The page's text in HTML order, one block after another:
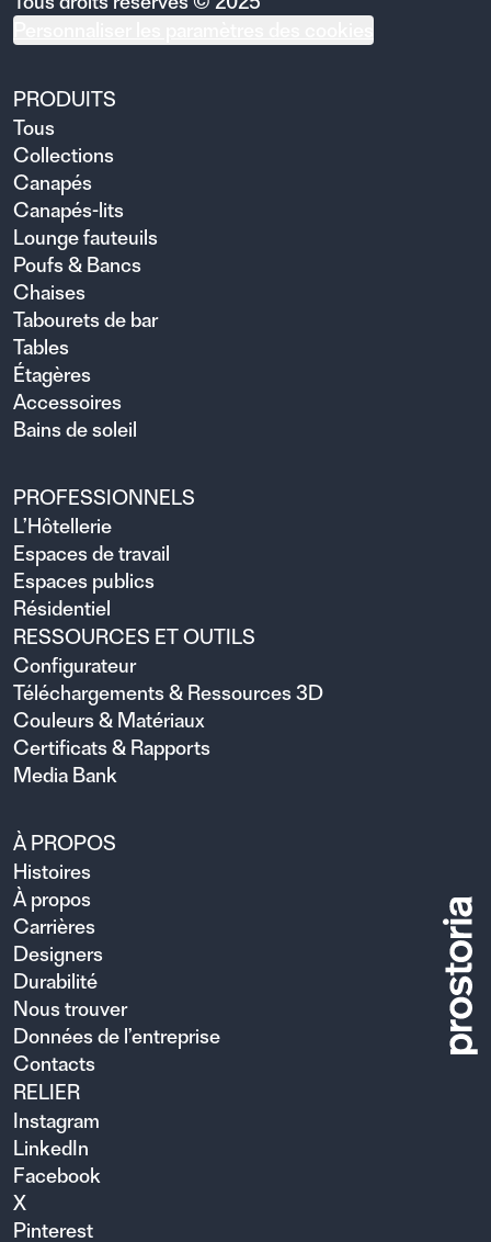
PRODUITS
Tous
Collections
Canapés
Canapés-lits
Lounge fauteuils
Poufs & Bancs
Chaises
Tabourets de bar
Tables
Étagères
Accessoires
Bains de soleil
PROFESSIONNELS
L’Hôtellerie
Espaces de travail
Espaces publics
Résidentiel
RESSOURCES ET OUTILS
Configurateur
Téléchargements & Ressources 3D
Couleurs & Matériaux
Certificats & Rapports
Media Bank
À PROPOS
Histoires
À propos
Carrières
Designers
Durabilité
Nous trouver
Données de l’entreprise
Contacts
RELIER
Instagram
LinkedIn
Facebook
X
Pinterest